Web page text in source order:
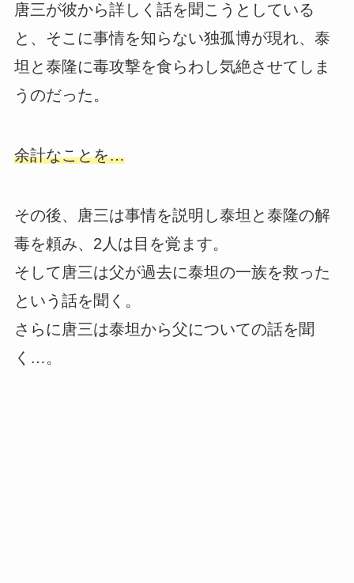
唐三が彼から詳しく話を聞こうとしている
と、そこに事情を知らない独孤博が現れ、泰
坦と泰隆に毒攻撃を食らわし気絶させてしま
うのだった。
余計なことを…
その後、唐三は事情を説明し泰坦と泰隆の解
毒を頼み、2人は目を覚ます。
そして唐三は父が過去に泰坦の一族を救った
という話を聞く。
さらに唐三は泰坦から父についての話を聞
く…。